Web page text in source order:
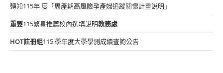
轉知115年 度「周產期高風險孕產婦追蹤關懷計畫說明」
重要115繁星推薦校內選填說明教務處
HOT註冊組115 學年度大學學測成績查詢公告